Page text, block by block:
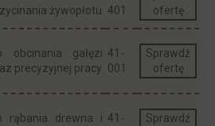
żywopłotu 401
ofertę
obcinania gałęzi
precyzyjnej pracy
41-
001
Sprawdź
ofertę
rąbania drewna i 41-
Sprawdź